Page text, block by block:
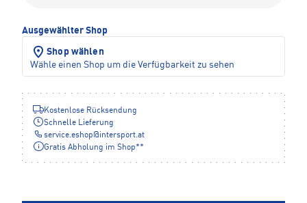
Ausgewählter Shop
Shop wählen
Wähle einen Shop um die Verfügbarkeit zu sehen
Kostenlose Rücksendung
Schnelle Lieferung
service.eshop@intersport.at
Gratis Abholung im Shop**